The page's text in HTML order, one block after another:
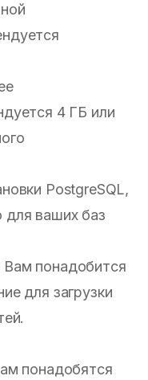
4 ГБ или
PostgreSQL,
для ваших баз
Вам понадобится
для загрузки
понадобятся